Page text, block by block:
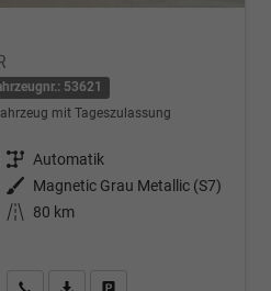
53621
mit Tageszulassung
Getriebe Automatik
Außenfarbe
Magnetic Grau Metallic (S7)
Kilometerstand
80 km
Kontakt & Angebot anfordern
PDF-Datei, Fahrzeugexposé
Fahrzeug merken/Expose